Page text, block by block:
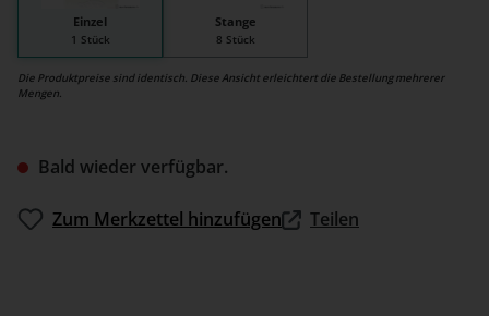
Bald wieder verfügbar.
Einzel
1 Stück
Stange
8 Stück
Die Produktpreise sind identisch. Diese Ansicht erleichtert die Bestellung mehrerer
Mengen.
Zum Merkzettel hinzufügen Teilen